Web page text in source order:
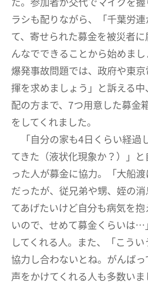
ラシも配りながら、「千葉労
て、寄せられた募金を被災者
んなでできることから始めま
爆発事故問題では、政府や東
揮を求めましょう」と訴える
配の方まで、7つ用意した募金
をしてくれました。
「自分の家も4日くらい経過
てきた（液状化現象か？）」
った人が募金に協力。「大船
だったが、従兄弟や甥、姪の
てあげたいけど自分も病気を
いので、せめて募金くらいは…
してくれる人。また、「こう
協力し合わないとね。がんば
声をかけてくれる人も多数いま